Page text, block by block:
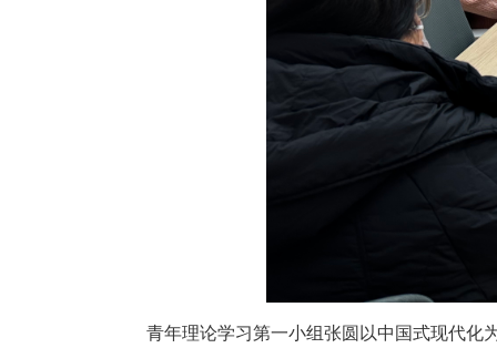
青年理论学习第一小组张圆以中国式现代化